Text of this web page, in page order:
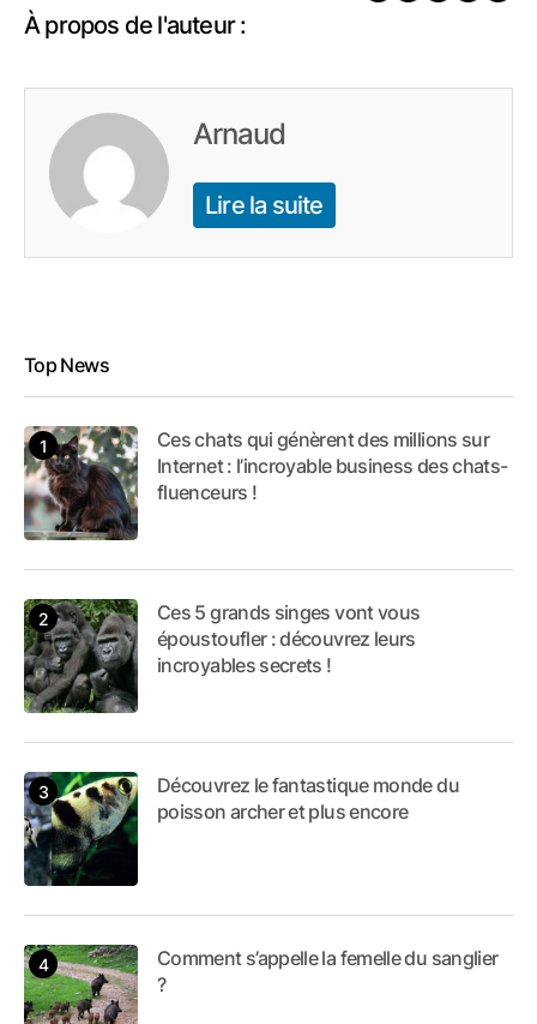
À propos de l'auteur :
Arnaud
Lire la suite
Top News
Ces chats qui génèrent des millions sur
Internet : l’incroyable business des chats-
fluenceurs !
Ces 5 grands singes vont vous
époustoufler : découvrez leurs
incroyables secrets !
Découvrez le fantastique monde du
poisson archer et plus encore
Comment s’appelle la femelle du sanglier
?